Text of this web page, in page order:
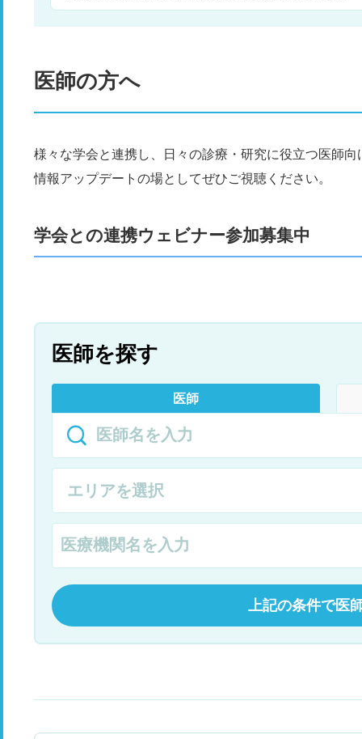
医師の方へ
様々な学会と連携し、日々の診療・研究に役立つ医師
情報アップデートの場としてぜひご視聴ください。
学会との連携ウェビナー参加募集中
医師を探す
医師
上記の条件で医